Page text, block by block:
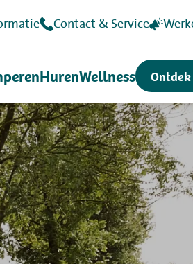
Contact & Service
HurenWellness
Of snel naar...
Plattegrond
Openingstijden
Vacatures